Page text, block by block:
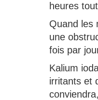
heures
Quand les
une
fois par
Kalium
irritants et